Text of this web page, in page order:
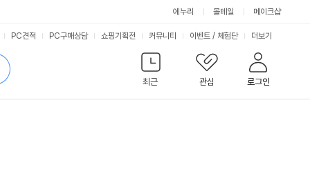
에누리 몰테일 메이크샵
최근
관심 로그인
PC견적 PC구매상담 쇼핑기획전 커뮤니티 이벤트 / 체험단 서
비
스
더보기